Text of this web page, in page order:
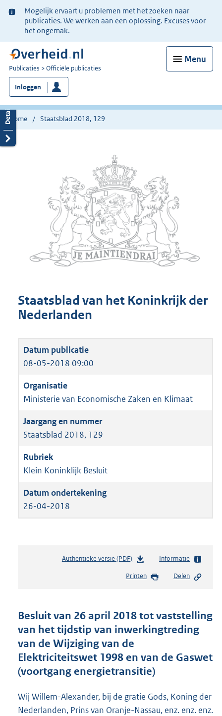
Ter
informatie:
Mogelijk ervaart u problemen met het zoeken naar
publicaties. We werken aan een oplossing. Excuses voor
het ongemak.
Menu
U
bent
nu
hier:
Publicaties Officiële publicaties
Inloggen
Home Staatsblad 2018, 129
Staatsblad van het Koninkrijk der
Nederlanden
08-05-2018 09:00
Ministerie van Economische Zaken en Klimaat
Staatsblad 2018, 129
Klein Koninklijk Besluit
26-04-2018
Authentieke versie (PDF)b
s
n
d
s
g
o
o
t
Informatie
Printen Delen
Besluit van 26 april 2018 tot vaststelling
van het tijdstip van inwerkingtreding
van de Wijziging van de
Elektriciteitswet 1998 en van de Gaswet
(voortgang energietransitie)
Wij Willem-Alexander, bij de gratie Gods, Koning der
Nederlanden, Prins van Oranje-Nassau, enz. enz. enz.